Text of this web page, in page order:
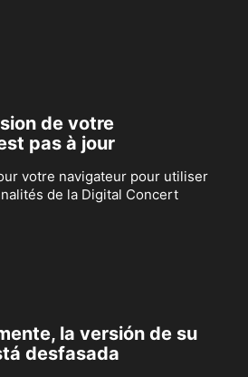
de votre
pas à jour
votre navigateur pour utiliser
de la Digital Concert
la versión de su
desfasada